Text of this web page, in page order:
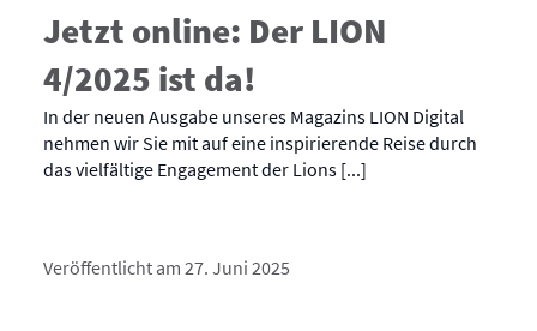
Jetzt online: Der LION
4/2025 ist da!
In der neuen Ausgabe unseres Magazins LION Digital
nehmen wir Sie mit auf eine inspirierende Reise durch
das vielfältige Engagement der Lions [...]
Veröffentlicht am 27. Juni 2025